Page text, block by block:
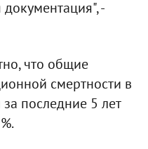
-
что общие
смертности в
последние 5 лет